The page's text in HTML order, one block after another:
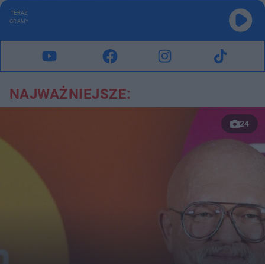
TERAZ
GRAMY
NAJWAŻNIEJSZE:
24